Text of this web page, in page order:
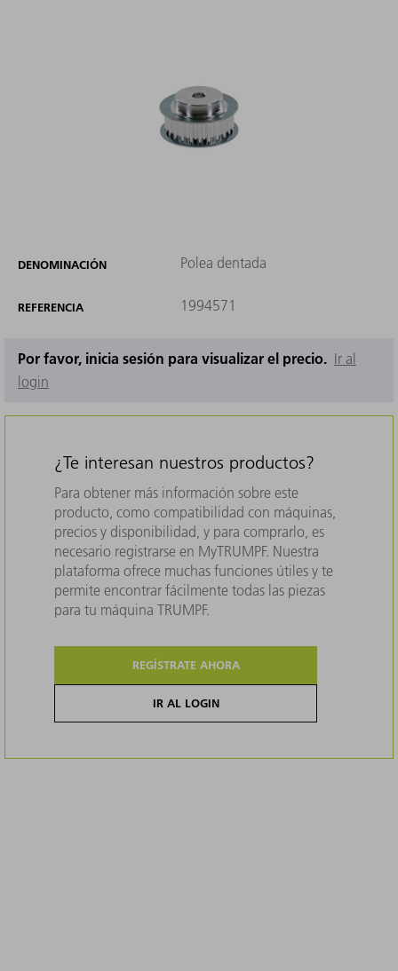
DENOMINACIÓN Polea dentada
REFERENCIA 1994571
Por favor, inicia sesión para visualizar el precio. Ir al
login
¿Te interesan nuestros productos?
Para obtener más información sobre este
producto, como compatibilidad con máquinas,
precios y disponibilidad, y para comprarlo, es
necesario registrarse en MyTRUMPF. Nuestra
plataforma ofrece muchas funciones útiles y te
permite encontrar fácilmente todas las piezas
para tu máquina TRUMPF.
REGÍSTRATE AHORA
IR AL LOGIN